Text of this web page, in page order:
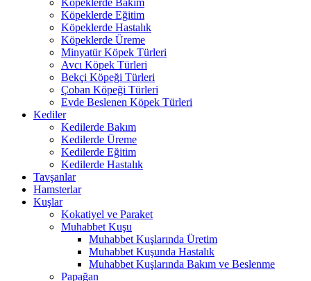
Köpeklerde Bakım
Köpeklerde Eğitim
Köpeklerde Hastalık
Köpeklerde Üreme
Minyatür Köpek Türleri
Avcı Köpek Türleri
Bekçi Köpeği Türleri
Çoban Köpeği Türleri
Evde Beslenen Köpek Türleri
Kediler
Kedilerde Bakım
Kedilerde Üreme
Kedilerde Eğitim
Kedilerde Hastalık
Tavşanlar
Hamsterlar
Kuşlar
Kokatiyel ve Paraket
Muhabbet Kuşu
Muhabbet Kuşlarında Üretim
Muhabbet Kuşunda Hastalık
Muhabbet Kuşlarında Bakım ve Beslenme
Papağan